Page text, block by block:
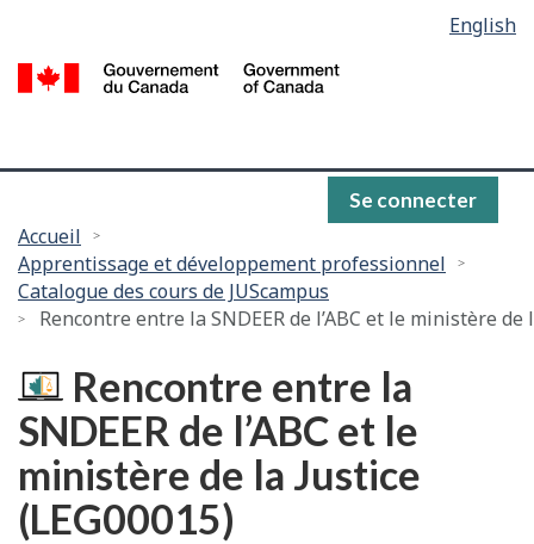
contenu
selection
English
Se connecter
Vous
êtes
ici :
Accueil
Apprentissage et développement professionnel
Catalogue des cours de JUScampus
Rencontre entre la SNDEER de l’ABC et le ministère de
Rencontre entre la
SNDEER de l’ABC et le
ministère de la Justice
(LEG00015)